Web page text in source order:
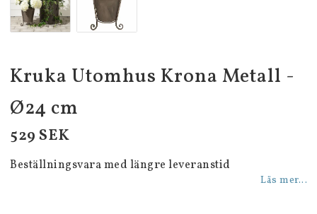
Kruka Utomhus Krona Metall -
Ø24 cm
529 SEK
Beställningsvara med längre leveranstid
Läs mer...